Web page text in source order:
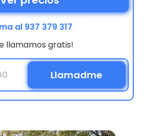
al 937 379 317
llamamos gratis!